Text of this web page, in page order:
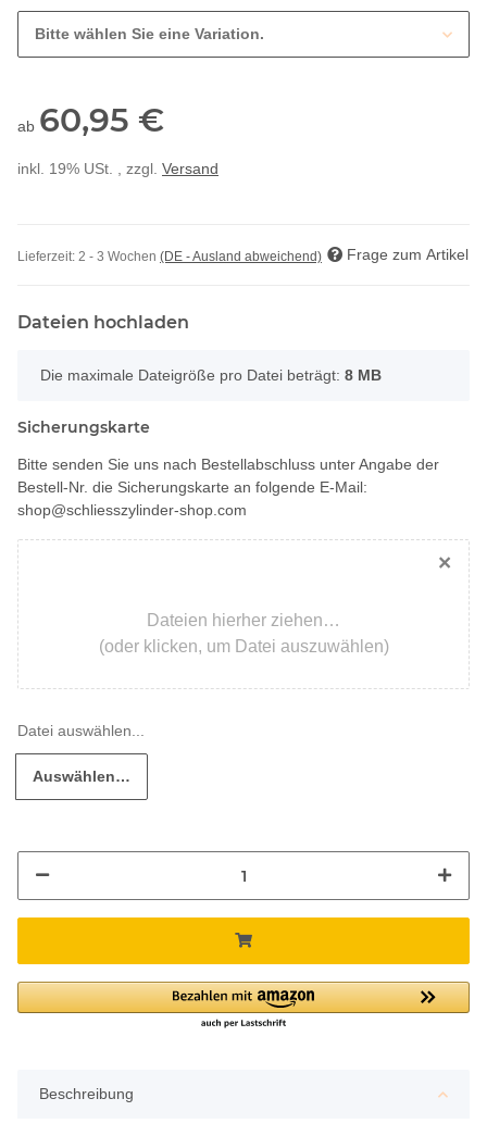
Bitte wählen Sie eine Variation.
ab 60,95 €
inkl. 19% USt. , zzgl. Versand
Lieferzeit: 2 - 3 Wochen (DE - Ausland abweichend) Frage zum Artikel
Dateien hochladen
x
Die maximale Dateigröße pro Datei beträgt: 8 MB
Sicherungskarte
Bitte senden Sie uns nach Bestellabschluss unter Angabe der
Bestell-Nr. die Sicherungskarte an folgende E-Mail:
shop@schliesszylinder-shop.com
×
Dateien hierher ziehen…
(oder klicken, um Datei auszuwählen)
Auswählen…
Beschreibung